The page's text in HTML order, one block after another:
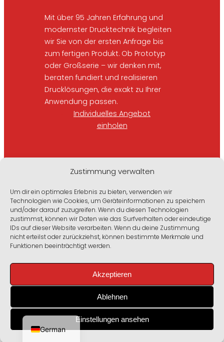
Zustimmung verwalten
Um dir ein optimales Erlebnis zu bieten, verwenden wir
Technologien wie Cookies, um Geräteinformationen zu speichern
und/oder darauf zuzugreifen. Wenn du diesen Technologien
zustimmst, können wir Daten wie das Surfverhalten oder eindeutige
IDs auf dieser Website verarbeiten. Wenn du deine Zustimmung
nicht erteilst oder zurückziehst, können bestimmte Merkmale und
Funktionen beeinträchtigt werden.
Akzeptieren
Ablehnen
Einstellungen ansehen
Mit über 95 Jahren Erfahrung und
modernster Drucktechnik begleiten
wir Sie von der ersten Anfrage bis
zum fertigen Produkt. Ob Prototyp
oder Großserie – wir denken mit,
beraten fundiert und realisieren
Drucklösungen, die exakt zu Ihrer
Anwendung passen.
Individuelles Angebot
einholen
Druckerei Max Götz GmbH
Graphische Kunstanstalt
Laufamholzstraße 124
90482 Nürnberg
Deutschland
German